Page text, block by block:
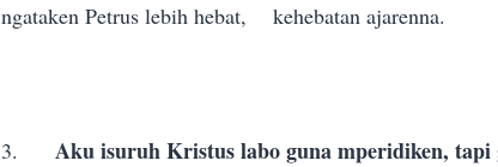
ngataken Petrus lebih hebat, kehebatan ajarenna.
3.
Aku isuruh Kristus labo guna mperidiken,